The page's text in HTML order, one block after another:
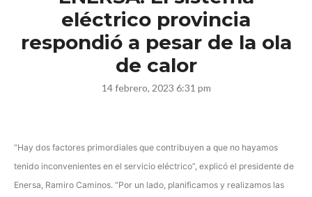
eléctrico provincia
respondió a pesar de la ola
de calor
14 febrero, 2023 6:31 pm
“Hay dos factores primordiales que contribuyen a que no hayamos
tenido inconvenientes en el servicio eléctrico”, explicó el presidente de
Enersa, Ramiro Caminos. “Por un lado, planificamos y realizamos las